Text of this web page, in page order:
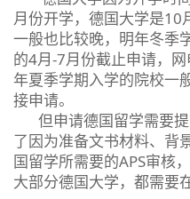
月份开学，德国大学是10
一般也比较晚，明年冬季
的4月-7月份截止申请，
年夏季学期入学的院校一
接申请。
但申请德国留学需要提
了因为准备文书材料、背
国留学所需要的APS审核
大部分德国大学，都需要